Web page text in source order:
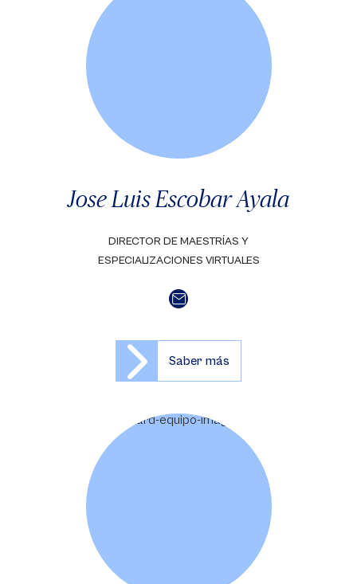
Jose Luis Escobar Ayala
DIRECTOR DE MAESTRÍAS Y
ESPECIALIZACIONES VIRTUALES
Saber más